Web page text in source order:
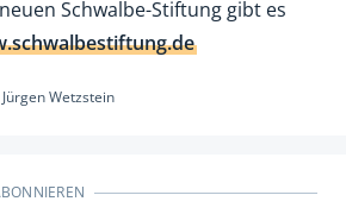
Schwalbe-Stiftung gibt es
Jürgen Wetzstein